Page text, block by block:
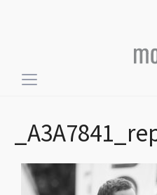
Toggle
navigation